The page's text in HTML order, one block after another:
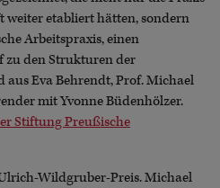
etabliert hätten, sondern
Arbeitspraxis, einen
zu den Strukturen der
aus Eva Behrendt, Prof. Michael
mit Yvonne Büdenhölzer.
Stiftung Preußische
Wildgruber-Preis. Michael